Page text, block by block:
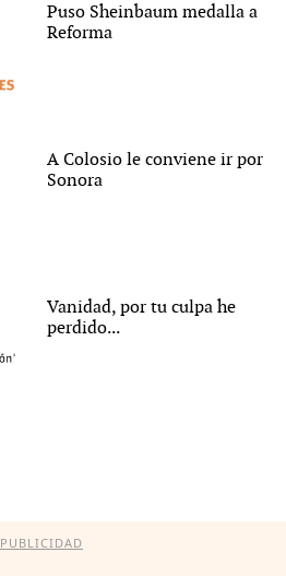
Puso Sheinbaum medalla a
Reforma
A Colosio le conviene ir por
Sonora
Vanidad, por tu culpa he
perdido...
PUBLICIDAD